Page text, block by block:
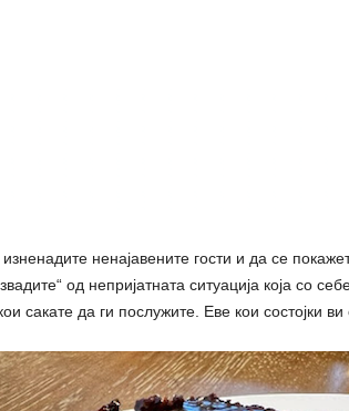
изненадите ненајавените гости и да се
од непријатната ситуација која со
сакате да ги послужите. Еве кои состојки